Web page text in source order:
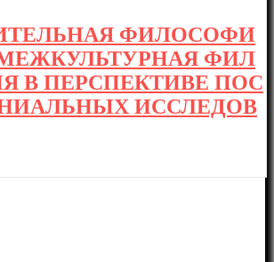
ФИЛОСОФИ
ФИЛ
В ПЕРСПЕКТИВЕ ПОС
ИССЛЕДОВ